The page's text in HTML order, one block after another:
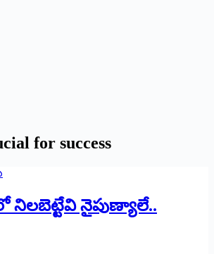
for success
నిలబెట్టేవి నైపుణ్యాలే..